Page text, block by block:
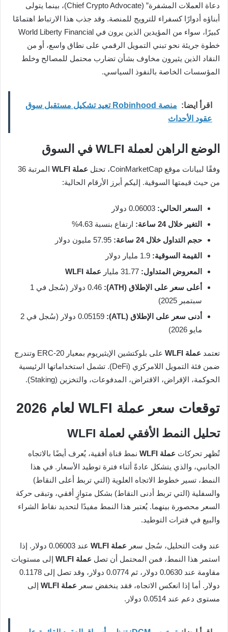
دعاة العملات المشفرة” (Chief Crypto Advocate)، بينما يتولى
أبناؤه أدوارًا كسفراء للترويج للمنصة. وقد جذب هذا الارتباط اهتمامًا
كبيرًا، سواء من المؤيدين الذين يرون في World Liberty Financial
خطوة جريئة نحو تبني التمويل الرقمي على نطاق واسع، أو من
النقاد الذين يثيرون مخاوف بشأن تضارب محتمل للمصالح وخلط
المؤسسات الخاصة بالنفوذ السياسي.
اقرأ ايضا:
منصة Robinhood تعيد تشكيل مستقبل سوق
عقود الأحداث
الوضع الراهن لعملة WLFI في السوق
وفقًا لبيانات موقع CoinMarketCap، تحتل عملة WLFI
المرتبة 36
من حيث قيمتها السوقية. إليكم أبرز الأرقام الحالية:
السعر الحالي:
التغير خلال 24 ساعة:
ارتفاع بنسبة 4.63%
حجم التداول خلال 24 ساعة:
القيمة السوقية:
المعروض المتداول:
عملة WLFI
أعلى سعر على الإطلاق (ATH):
0.46 دولار (سُجل في 1
سبتمبر 2025)
أدنى سعر على الإطلاق (ATL):
0.05159 دولار (سُجل في 2
مايو 2026)
تعتمد عملة WLFI
على بلوكتشين الإيثيريوم بمعيار ERC-20 وتندرج
ضمن فئة التمويل اللامركزي (DeFi). تشمل استخداماتها الرئيسية
الحوكمة، الإقراض، الاقتراض، المدفوعات، والتخزين (Staking).
توقعات سعر عملة WLFI لعام 2026
تحليل النمط الأفقي لعملة WLFI
تُظهر تحركات عملة WLFI
نمط قناة أفقية، يُعرف أيضًا بالاتجاه
الجانبي، والذي يتشكل عادةً أثناء فترة توطيد الأسعار. في هذا
النمط، تسير خطوط الاتجاه العلوية (التي تربط أعلى النقاط)
والسفلية (التي تربط أدنى النقاط) بشكل متوازٍ أفقي، وتبقى حركة
السعر محصورة بينهما. يُعتبر هذا النمط مفيدًا لتحديد نقاط الشراء
والبيع في فترات التوطيد.
عند وقت التحليل، سُجل سعر عملة WLFI
عند 0.06003 دولار. إذا
استمر هذا النمط، فمن المحتمل أن تصل عملة WLFI
إلى مستويات
مقاومة عند 0.0630 دولار، ثم 0.0774 دولار، وقد تصل إلى 0.1178
دولار. أما إذا انعكس الاتجاه، فقد ينخفض سعر عملة WLFI
إلى
مستوى دعم عند 0.0514 دولار.